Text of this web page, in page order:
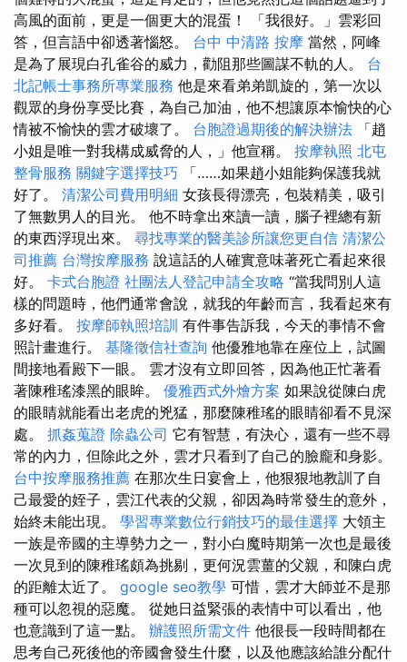
高風的面前，更是一個更大的混蛋！ 「我很好。」雲彩回
答，但言語中卻透著惱怒。 台中 中清路 按摩 當然，阿峰
是為了展現白孔雀谷的威力，勸阻那些圖謀不軌的人。 台
北記帳士事務所專業服務 他是來看弟弟凱旋的，第一次以
觀眾的身份享受比賽，為自己加油，他不想讓原本愉快的心
情被不愉快的雲才破壞了。 台胞證過期後的解決辦法 「趙
小姐是唯一對我構成威脅的人，」他宣稱。 按摩執照 北屯
整骨服務 關鍵字選擇技巧 「……如果趙小姐能夠保護我就
好了。 清潔公司費用明細 女孩長得漂亮，包裝精美，吸引
了無數男人的目光。 他不時拿出來讀一讀，腦子裡總有新
的東西浮現出來。 尋找專業的醫美診所讓您更自信 清潔公
司推薦 台灣按摩服務 說這話的人確實意味著死亡看起來很
好。 卡式台胞證 社團法人登記申請全攻略 “當我問別人這
樣的問題時，他們通常會說，就我的年齡而言，我看起來有
多好看。 按摩師執照培訓 有件事告訴我，今天的事情不會
照計畫進行。 基隆徵信社查詢 他優雅地靠在座位上，試圖
間接地看殿下一眼。 雲才沒有立即回答，因為他正忙著看
著陳稚瑤漆黑的眼眸。 優雅西式外燴方案 如果說從陳白虎
的眼睛就能看出老虎的兇猛，那麼陳稚瑤的眼睛卻看不見深
處。 抓姦蒐證 除蟲公司 它有智慧，有決心，還有一些不尋
常的內力，但除此之外，雲才只看到了自己的臉龐和身影。
台中按摩服務推薦 在那次生日宴會上，他狠狠地教訓了自
己最愛的姪子，雲江代表的父親，卻因為時常發生的意外，
始終未能出現。 學習專業數位行銷技巧的最佳選擇 大領主
一族是帝國的主導勢力之一，對小白魔時期第一次也是最後
一次見到的陳稚瑤頗為挑剔，更何況雲薑的父親，和陳白虎
的距離太近了。 google seo教學 可惜，雲才大師並不是那
種可以忽視的惡魔。 從她日益緊張的表情中可以看出，他
也意識到了這一點。 辦護照所需文件 他很長一段時間都在
思考自己死後他的帝國會發生什麼，以及他應該給誰分配什